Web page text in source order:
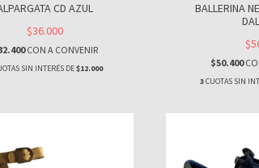
CD AZUL
$36.000
CON A CONVENIR
SIN INTERÉS DE$12.000
BALLERINA
$50.400
3CUOTAS SIN